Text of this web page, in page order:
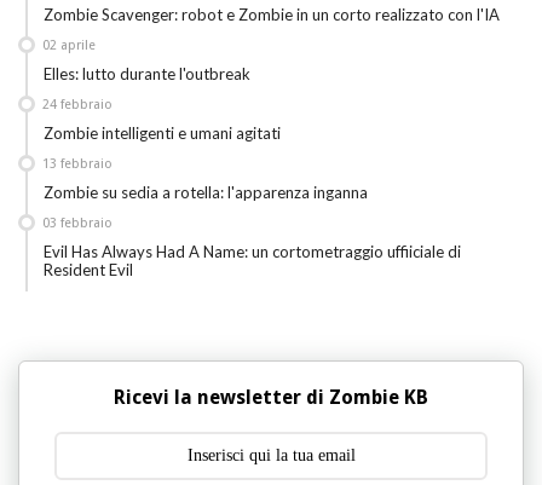
Zombie Scavenger: robot e Zombie in un corto realizzato con l'IA
Elles: lutto durante l'outbreak
02 aprile
Zombie intelligenti e umani agitati
24 febbraio
Zombie su sedia a rotella: l'apparenza inganna
13 febbraio
Evil Has Always Had A Name: un cortometraggio uffiiciale di
Resident Evil
03 febbraio
Ricevi la newsletter di Zombie KB